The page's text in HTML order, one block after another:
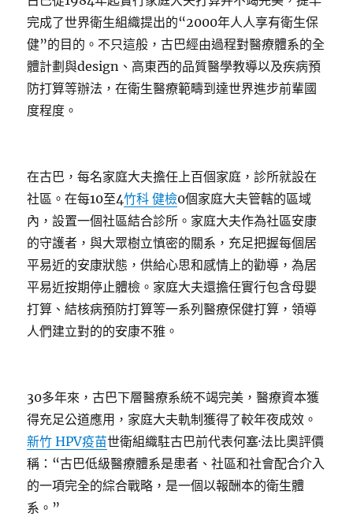
完成了世界衛生組織提出的“2000年人人享有衛生保
健”的目的。不只這般，古巴經由過程對醫療體系的全
體計劃與design、高東西的品質醫學教導以及疾病預
防打算等辦法，在衛生醫療範疇到達世界進步前輩國
度程度。
在古巴，每名家庭大夫擔任上百個家庭，診所就設在
社區。在每10至4竹科 健檢0個家庭大夫管轄的區域
內，設置一個社區結合診所。家庭大夫作為社區安康
的守護者，與大眾樹立慎密的關系，充足把握每個居
平易近的安康狀態，供給心思和感情上的勸導，為居
平易近按期停止體檢。家庭大夫還擔任實行包含母嬰
打算、結核病預防打算等一系列醫療保健打算，領導
人們建立對的的安康不雅。
30多年來，古巴下層醫療系統不竭完美，醫療資本獲
得充足公道應用，家庭大夫軌制獲得了較年夜成效。
新竹 HPV疫苗世衛組織駐古巴前代表何塞·法比奧評價
稱：“古巴低級醫療體系是患者、社區和社會配合介入
的一項完全的綜合戰略，是一個以報酬本的衛生體
系。”